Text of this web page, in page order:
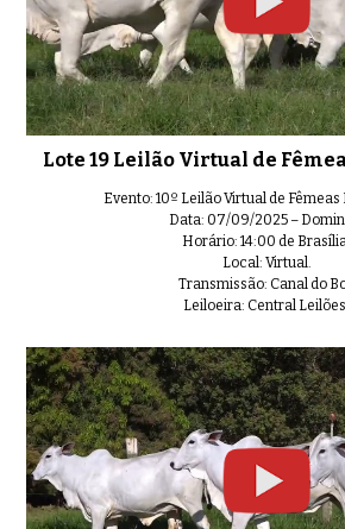
Lote 19 Leilão Virtual de
Evento: 10º Leilão Virtual de
Data: 07/09/2025 –
Horário: 14:00 de
Local: Virtual.
Transmissão: Canal do
Leiloeira: Central